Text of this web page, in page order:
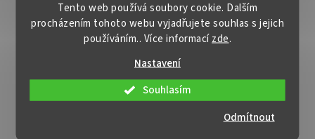
Tento web používá soubory cookie. Dalším
procházením tohoto webu vyjadřujete souhlas s jejich
používáním.. Více informacízde.
Nastavení
Odmítnout
Souhlasím
Nadčasová a velmi praktická
✅ Různé druhy víček k lahvi
omáčky.
✅Elegantní čtvercová lahev
čiré barvy 500 ml
uzávěrem
Patentní uzávěr je
Detailní popis produktu
Lahev LÉKOVKA 500 ml hnědá
lahev LÉKOVKA 500 ml
pomocníkem pro lékárny, farmaceutické firmy a pro každého,
kdo po doma vyrábí různé bylinné tinktury, léčivé oleje, šťávy,